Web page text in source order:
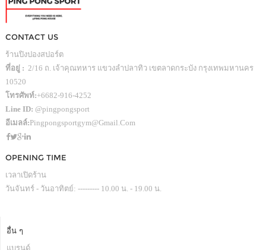
CONTACT US
ร้านปิงปองสปอร์ต
ที่อยู่ : 2/16 ถ. เจ้าคุณทหาร แขวงลำปลาทิว เขตลาดกระบัง กรุงเทพมหานคร
10520
โทรศัพท์:+6682-916-4252
Line ID: @pingpongsport
อีเมลล์:Pingpongsportgym@gmail.com
OPENING TIME
เวลาเปิดร้าน
วันจันทร์ - วันอาทิตย์: --------- 10.00 น. - 19.00 น.
อื่น ๆ
แบรนด์